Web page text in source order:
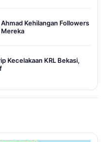
Kehilangan Followers
Kecelakaan KRL Bekasi,